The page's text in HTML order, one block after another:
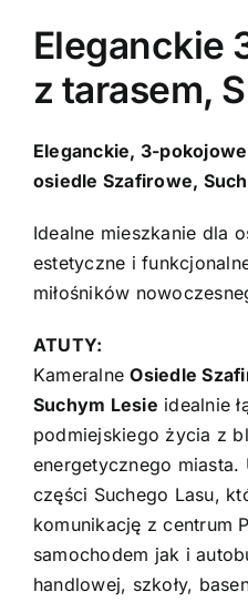
Kontakt
Eleganckie
z tarasem,
Eleganckie, 3-
osiedle Szafirowe,
Idealne mieszkanie dla
estetyczne i
miłośników
ATUTY:
KameralneOsiedle
Suchym Lesie idealnie
podmiejskiego życia z
energetycznego miasta.
części Suchego Lasu,
komunikację z centrum
samochodem jak i
handlowej, szkoły,